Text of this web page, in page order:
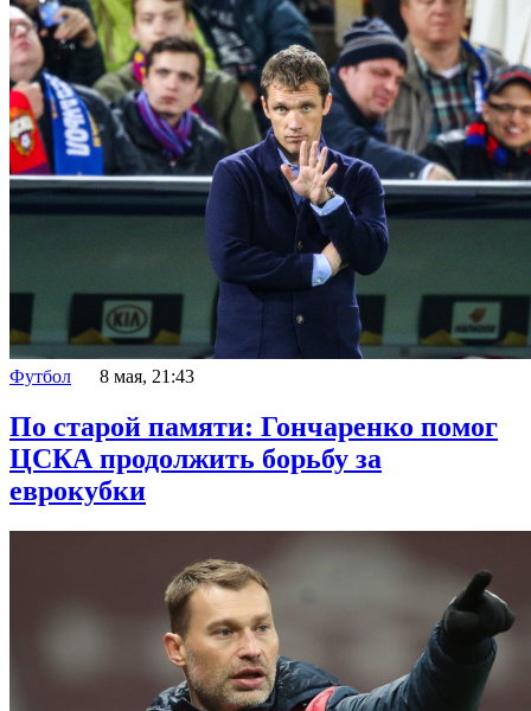
Футбол 8 мая, 21:43
По старой памяти: Гончаренко помог
ЦСКА продолжить борьбу за
еврокубки